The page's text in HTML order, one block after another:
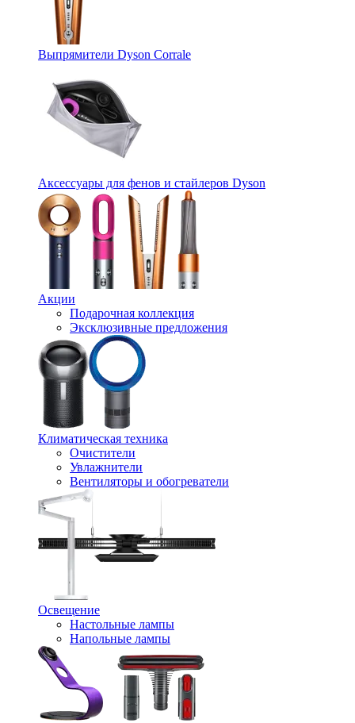
Выпрямители Dyson Corrale
Аксессуары для фенов и стайлеров Dyson
Акции
Подарочная коллекция
Эксклюзивные предложения
Климатическая техника
Очистители
Увлажнители
Вентиляторы и обогреватели
Освещение
Настольные лампы
Напольные лампы